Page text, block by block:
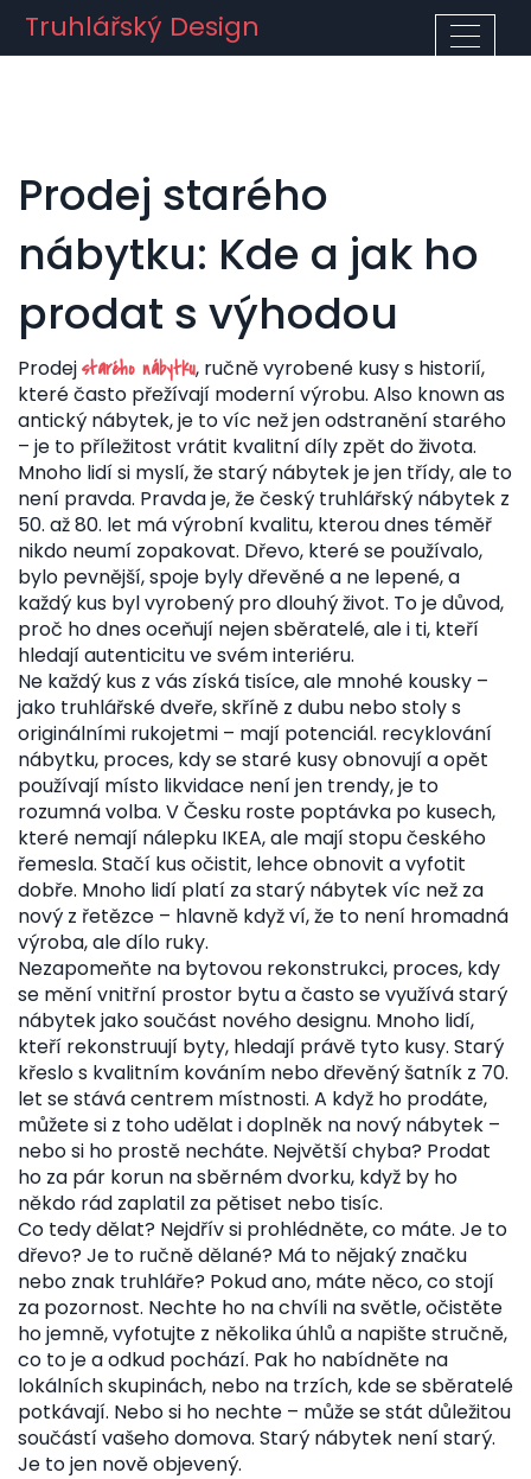
Truhlářský Design
Prodej starého
nábytku: Kde a jak ho
prodat s výhodou
Prodejstarého nábytku, ručně vyrobené kusy s historií,
které často přežívají moderní výrobu. Also known as
antický nábytek, je to víc než jen odstranění starého
– je to příležitost vrátit kvalitní díly zpět do života.
Mnoho lidí si myslí, že starý nábytek je jen třídy, ale to
není pravda. Pravda je, že český truhlářský nábytek z
50. až 80. let má výrobní kvalitu, kterou dnes téměř
nikdo neumí zopakovat. Dřevo, které se používalo,
bylo pevnější, spoje byly dřevěné a ne lepené, a
každý kus byl vyrobený pro dlouhý život. To je důvod,
proč ho dnes oceňují nejen sběratelé, ale i ti, kteří
hledají autenticitu ve svém interiéru.
Ne každý kus z vás získá tisíce, ale mnohé kousky –
jako truhlářské dveře, skříně z dubu nebo stoly s
originálními rukojetmi – mají potenciál. recyklování
nábytku, proces, kdy se staré kusy obnovují a opět
používají místo likvidace není jen trendy, je to
rozumná volba. V Česku roste poptávka po kusech,
které nemají nálepku IKEA, ale mají stopu českého
řemesla. Stačí kus očistit, lehce obnovit a vyfotit
dobře. Mnoho lidí platí za starý nábytek víc než za
nový z řetězce – hlavně když ví, že to není hromadná
výroba, ale dílo ruky.
Nezapomeňte na bytovou rekonstrukci, proces, kdy
se mění vnitřní prostor bytu a často se využívá starý
nábytek jako součást nového designu. Mnoho lidí,
kteří rekonstruují byty, hledají právě tyto kusy. Starý
křeslo s kvalitním kováním nebo dřevěný šatník z 70.
let se stává centrem místnosti. A když ho prodáte,
můžete si z toho udělat i doplněk na nový nábytek –
nebo si ho prostě necháte. Největší chyba? Prodat
ho za pár korun na sběrném dvorku, když by ho
někdo rád zaplatil za pětiset nebo tisíc.
Co tedy dělat? Nejdřív si prohlédněte, co máte. Je to
dřevo? Je to ručně dělané? Má to nějaký značku
nebo znak truhláře? Pokud ano, máte něco, co stojí
za pozornost. Nechte ho na chvíli na světle, očistěte
ho jemně, vyfotujte z několika úhlů a napište stručně,
co to je a odkud pochází. Pak ho nabídněte na
lokálních skupinách, nebo na trzích, kde se sběratelé
potkávají. Nebo si ho nechte – může se stát důležitou
součástí vašeho domova. Starý nábytek není starý.
Je to jen nově objevený.